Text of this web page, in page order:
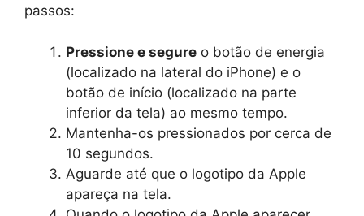
passos:
Pressione e segure o botão de energia
(localizado na lateral do iPhone) e o
botão de início (localizado na parte
inferior da tela) ao mesmo tempo.
Mantenha-os pressionados por cerca de
10 segundos.
Aguarde até que o logotipo da Apple
apareça na tela.